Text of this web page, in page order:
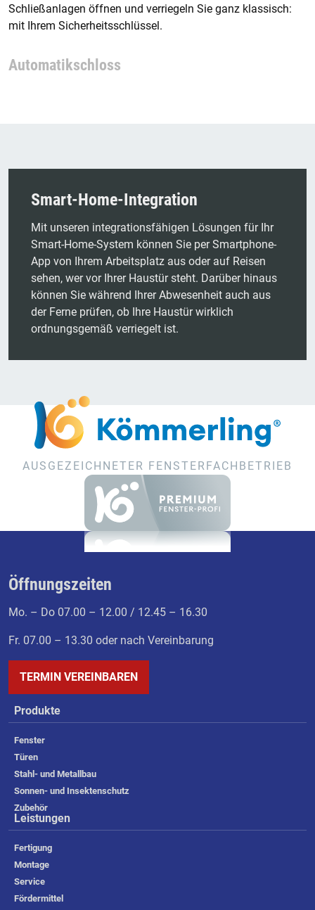
Schließanlagen öffnen und verriegeln Sie ganz klassisch:
mit Ihrem Sicherheitsschlüssel.
Automatikschloss
Smart-Home-Integration
Mit unseren integrationsfähigen Lösungen für Ihr
Smart-Home-System können Sie per Smartphone-
App von Ihrem Arbeitsplatz aus oder auf Reisen
sehen, wer vor Ihrer Haustür steht. Darüber hinaus
können Sie während Ihrer Abwesenheit auch aus
der Ferne prüfen, ob Ihre Haustür wirklich
ordnungsgemäß verriegelt ist.
AUSGEZEICHNETER FENSTERFACHBETRIEB
Öffnungszeiten
Mo. – Do 07.00 – 12.00 / 12.45 – 16.30
Fr. 07.00 – 13.30 oder nach Vereinbarung
TERMIN VEREINBAREN
Produkte
Fenster
Türen
Stahl- und Metallbau
Sonnen- und Insektenschutz
Zubehör
Leistungen
Fertigung
Montage
Service
Fördermittel